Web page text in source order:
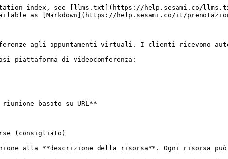
index, see [llms.txt](https://help.sesami.co/
as [Markdown](https://help.sesami.co/it/
agli appuntamenti virtuali. I clienti ricevono
piattaforma di videoconferenza:
basato su URL**
(consigliato)
alla **descrizione della risorsa**. Ogni risorsa